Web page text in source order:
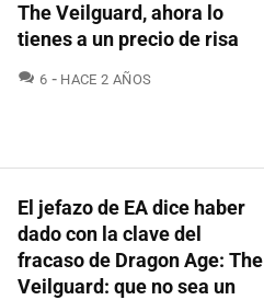
The Veilguard, ahora lo
tienes a un precio de risa
6 COMENTARIOS
HACE 2 AÑOS
El jefazo de EA dice haber
dado con la clave del
fracaso de Dragon Age: The
Veilguard: que no sea un